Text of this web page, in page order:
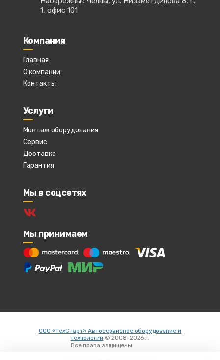
1, офис 101
Компания
Главная
О компании
Контакты
Услуги
Монтаж оборудования
Сервис
Доставка
Гарантия
Мы в соцсетях
Мы принимаем
ООО «ТехСтарт» Автосервисное оборудование и
технологии © 2008-2026 г.
Все права защищены.